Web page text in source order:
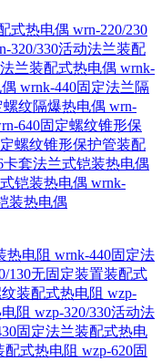
式热电偶 wrn-220/230
320/330活动法兰装配
兰装配式热电偶 wrnk-
wrnk-440固定法兰隔
螺纹隔爆热电偶 wrn-
640固定螺纹锥形保
螺纹锥形保护管装配
卡套法兰式铠装热电偶
铠装热电偶 wrnk-
装热电偶
热电阻 wrnk-440固定法
130无固定装置装配式
装配式热电阻 wzp-
阻 wzp-320/330活动法
固定法兰装配式热电
配式热电阻 wzp-620固